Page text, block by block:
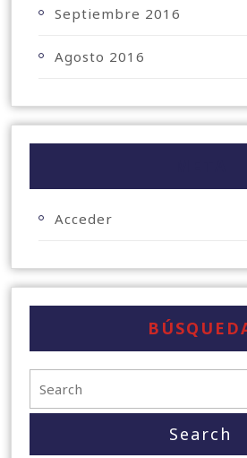
Septiembre 2016
Agosto 2016
Acceder